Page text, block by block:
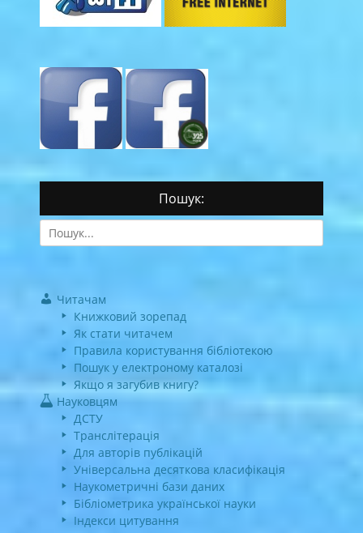
Пошук:
Search
for:
Читачам
Книжковий зорепад
Як стати читачем
Правила користування бібліотекою
Пошук у електроному каталозі
Якщо я загубив книгу?
Науковцям
ДСТУ
Транслітерація
Для авторів публікацій
Універсальна десяткова класифікація
Наукометричні бази даних
Бібліометрика української науки
Індекси цитування